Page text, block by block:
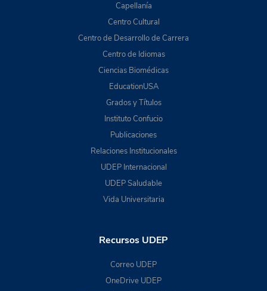
Capellanía
Centro Cultural
Centro de Desarrollo de Carrera
Centro de Idiomas
Ciencias Biomédicas
EducationUSA
Grados y Títulos
Instituto Confucio
Publicaciones
Relaciones Institucionales
UDEP Internacional
UDEP Saludable
Vida Universitaria
Recursos UDEP
Correo UDEP
OneDrive UDEP